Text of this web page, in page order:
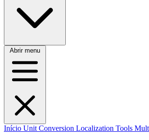
Abrir menu
Início Unit Conversion Localization Tools